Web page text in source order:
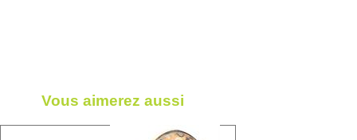
Vous aimerez aussi